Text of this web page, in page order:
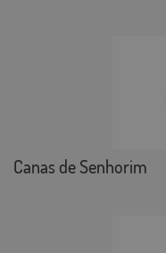
Canas de Senhorim